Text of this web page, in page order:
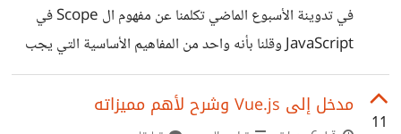
وكسب وِدَّ عدد لا بأس به منهم خصوصا مع الإصدار الأخير الذي
حمل الرقم 3. في هذه التدوينة سنكتشف معا الأسباب الحقيقية
في تدوينة الأسبوع الماضي تكلمنا عن مفهوم ال Scope في
JavaScript وقلنا بأنه واحد من المفاهيم الأساسية التي يجب
على كل مطور جافا سكريبت أن يفهمه جيدا. في درسنا هذا
سنتكلم عن مفهوم وميزة أخرى من مزايا جافا سكريبت
11
مدخل إلى Vue.js وشرح لأهم مميزاته